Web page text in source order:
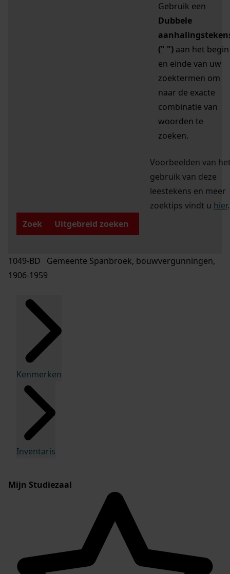
Gebruik een
Dubbele
(" ") aan het begin
en einde van uw
zoektermen om
naar de exacte
combinatie van
woorden te
zoeken.
Voorbeelden van
gebruik van deze
leestekens en meer
zoektips vindt u hier.
Zoek
Uitgebreid zoeken
1049-BD Gemeente Spanbroek, bouwvergunningen,
1906-1959
Kenmerken
Inventaris
Mijn Studiezaal